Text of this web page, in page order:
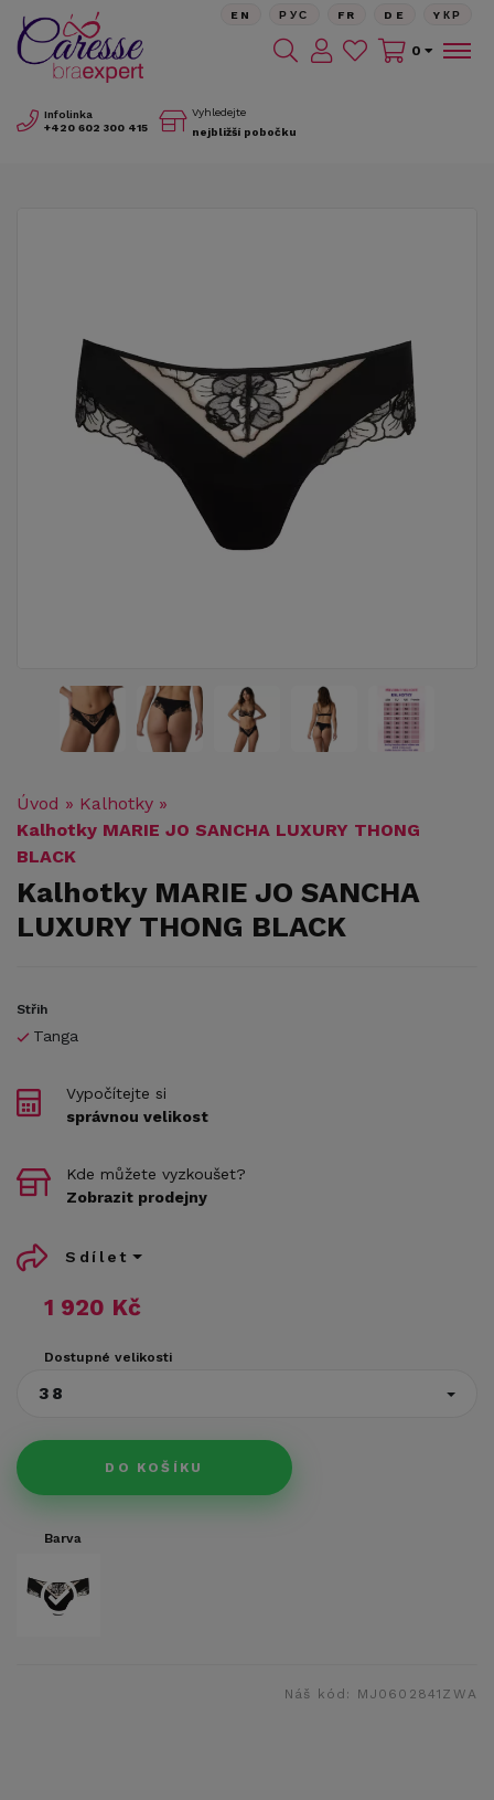
Infolinka
+420 602 300 415
Vyhledejte
nejbližší pobočku
EN РУС FR DE YКР
0
Úvod » Kalhotky »
Kalhotky MARIE JO SANCHA LUXURY THONG
BLACK
Kalhotky MARIE JO SANCHA
LUXURY THONG BLACK
Střih
Tanga
1 920 Kč
Dostupné velikosti
38
DO KOŠÍKU
Vypočítejte si
správnou velikost
Kde můžete vyzkoušet?
Zobrazit prodejny
Sdílet
Barva
Náš kód: MJ0602841ZWA